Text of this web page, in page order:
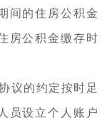
间的住房公积金
房公积金缴存时
议的约定按时足
员设立个人账户